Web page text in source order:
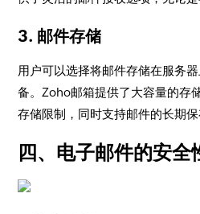
3. 邮件存储
用户可以选择将邮件存储在服务
备。Zoho邮箱提供了大容量的存
存储限制，同时支持邮件的长期保
四、电子邮件的安全